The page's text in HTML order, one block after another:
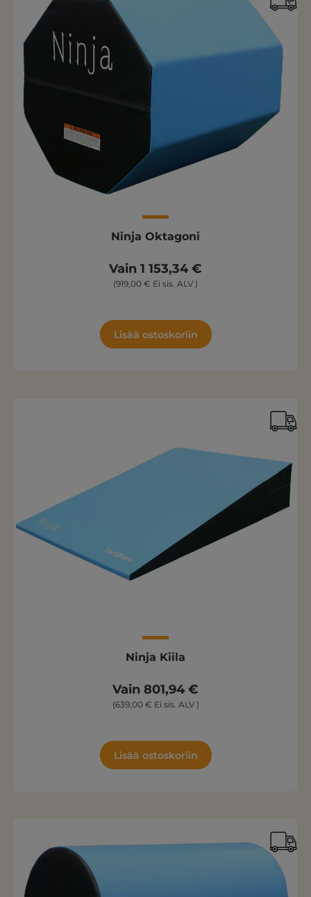
Ninja Oktagoni
Vain 1 153,34 €
(919,00 € Ei sis. ALV )
Lisää ostoskoriin
Ninja Kiila
Vain 801,94 €
(639,00 € Ei sis. ALV )
Lisää ostoskoriin